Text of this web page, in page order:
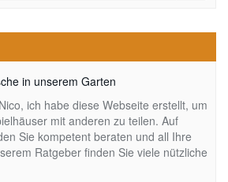
ich habe diese Webseite erstellt, um
mit anderen zu teilen. Auf
Sie kompetent beraten und all Ihre
Ratgeber finden Sie viele nützliche